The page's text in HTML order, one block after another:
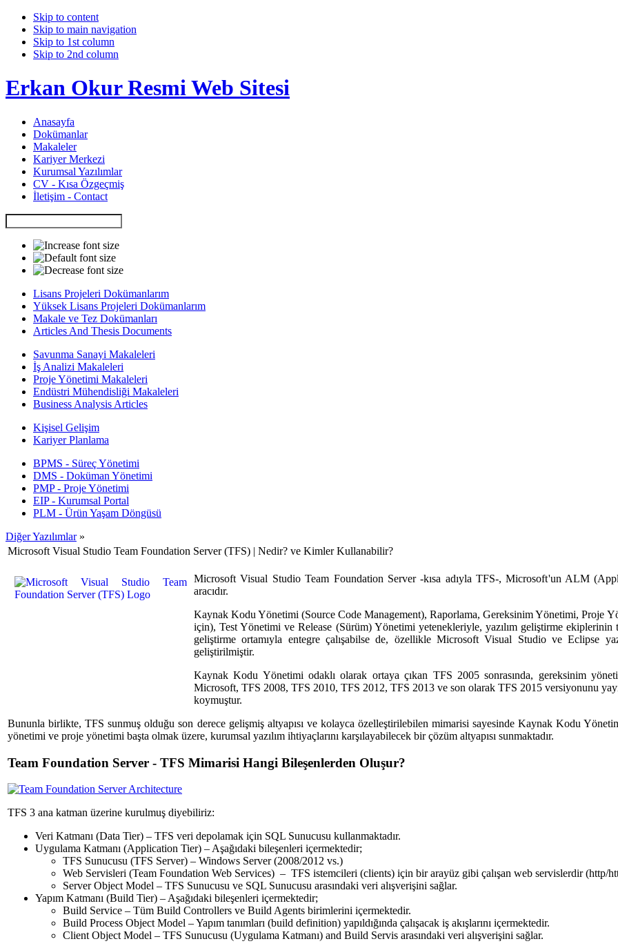
Skip to content
Skip to main navigation
Skip to 1st column
Skip to 2nd column
Erkan Okur Resmi Web Sitesi
Anasayfa
Dokümanlar
Makaleler
Kariyer Merkezi
Kurumsal Yazılımlar
CV - Kısa Özgeçmiş
İletişim - Contact
Lisans Projeleri Dokümanlarım
Yüksek Lisans Projeleri Dokümanlarım
Makale ve Tez Dokümanları
Articles And Thesis Documents
Savunma Sanayi Makaleleri
İş Analizi Makaleleri
Proje Yönetimi Makaleleri
Endüstri Mühendisliği Makaleleri
Business Analysis Articles
Kişisel Gelişim
Kariyer Planlama
BPMS - Süreç Yönetimi
DMS - Doküman Yönetimi
PMP - Proje Yönetimi
EIP - Kurumsal Portal
PLM - Ürün Yaşam Döngüsü
Diğer Yazılımlar»
Microsoft Visual Studio Team Foundation Server (TFS) | Nedir? ve Kimler Kullanabilir?
Microsoft Visual Studio Team Foundation Server -kısa adıyla TFS-, Microsoft'un ALM
aracıdır.
Kaynak Kodu Yönetimi (Source Code Management), Raporlama, Gereksinim Yönetimi, Proje
için), Test Yönetimi ve Release (Sürüm) Yönetimi yetenekleriyle, yazılım geliştirme ekiplerinin
geliştirme ortamıyla entegre çalışabilse de, özellikle Microsoft Visual Studio ve Eclipse
geliştirilmiştir.
Kaynak Kodu Yönetimi odaklı olarak ortaya çıkan TFS 2005 sonrasında, gereksinim
Microsoft, TFS 2008, TFS 2010, TFS 2012, TFS 2013 ve son olarak TFS 2015 versiyonunu
koymuştur.
Bununla birlikte, TFS sunmuş olduğu son derece gelişmiş altyapısı ve kolayca özelleştirilebilen mimarisi sayesinde Kaynak Kodu
yönetimi ve proje yönetimi başta olmak üzere, kurumsal yazılım ihtiyaçlarını karşılayabilecek bir çözüm altyapısı sunmaktadır.
Team Foundation Server - TFS Mimarisi Hangi Bileşenlerden Oluşur?
TFS 3 ana katman üzerine kurulmuş diyebiliriz:
Veri Katmanı (Data Tier) – TFS veri depolamak için SQL Sunucusu kullanmaktadır.
Uygulama Katmanı (Application Tier) – Aşağıdaki bileşenleri içermektedir;
TFS Sunucusu (TFS Server) – Windows Server (2008/2012 vs.)
Web Servisleri (Team Foundation Web Services) – TFS istemcileri (clients) için bir arayüz gibi çalışan web servislerdir (http/
Server Object Model – TFS Sunucusu ve SQL Sunucusu arasındaki veri alışverişini sağlar.
Yapım Katmanı (Build Tier) – Aşağıdaki bileşenleri içermektedir;
Build Service – Tüm Build Controllers ve Build Agents birimlerini içermektedir.
Build Process Object Model – Yapım tanımları (build definition) yapıldığında çalışacak iş akışlarını içermektedir.
Client Object Model – TFS Sunucusu (Uygulama Katmanı) and Build Servis arasındaki veri alışverişini sağlar.